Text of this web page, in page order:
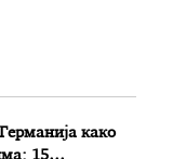
како
15